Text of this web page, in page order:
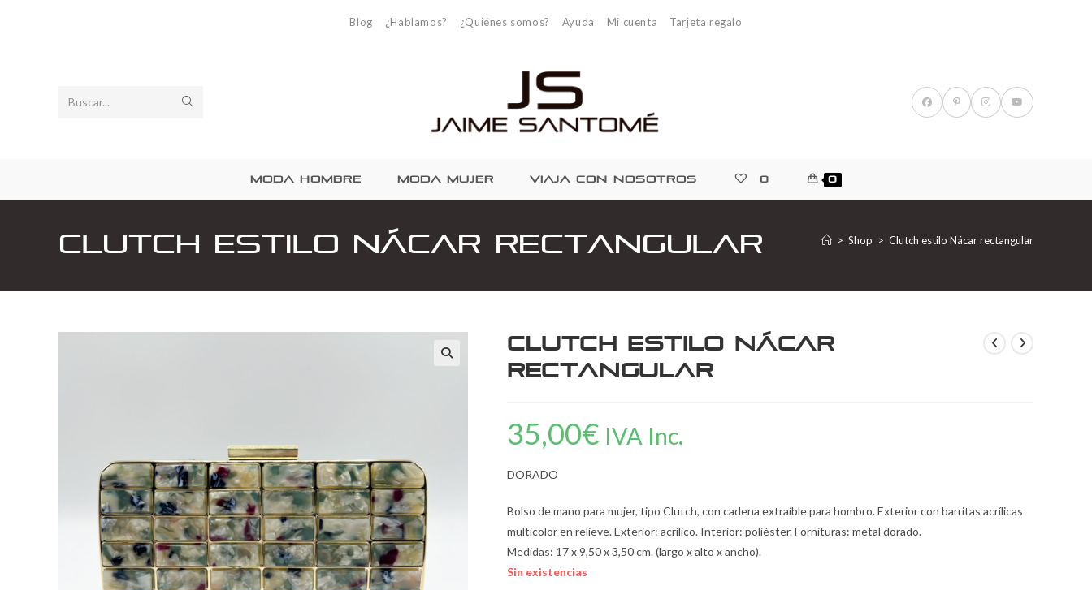
Blog ¿Hablamos? ¿Quiénes somos? Ayuda Mi cuenta Tarjeta regalo
Buscar...
MODA HOMBRE MODA MUJER VIAJA CON NOSOTROS 0 0
Clutch estilo Nácar rectangular > Shop > Clutch estilo Nácar rectangular
Clutch estilo Nácar
rectangular
35,00€ IVA Inc.
DORADO
Bolso de mano para mujer, tipo Clutch, con cadena extraíble para hombro. Exterior con barritas acrílicas
multicolor en relieve. Exterior: acrílico. Interior: poliéster. Fornituras: metal dorado.
Medidas: 17 x 9,50 x 3,50 cm. (largo x alto x ancho).
Sin existencias